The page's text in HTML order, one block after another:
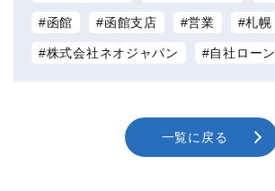
函館 函館支店 営業 札幌
株式会社ネオジャパン 自社ローン
一覧に戻る